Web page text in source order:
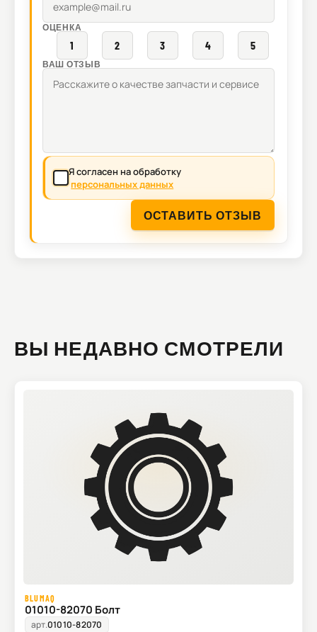
ОЦЕНКА
1 2 3 4 5
ВАШ ОТЗЫВ
Я согласен на обработку
персональных данных
ОСТАВИТЬ ОТЗЫВ
ВЫ НЕДАВНО СМОТРЕЛИ
BLUMAQ
01010-82070 Болт
арт.01010-82070